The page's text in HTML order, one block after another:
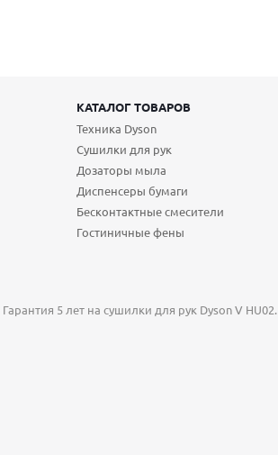
КАТАЛОГ ТОВАРОВ
Техника Dyson
Сушилки для рук
Дозаторы мыла
Диспенсеры бумаги
Бесконтактные смесители
Гостиничные фены
5 лет на сушилки для рук Dyson V HU02.